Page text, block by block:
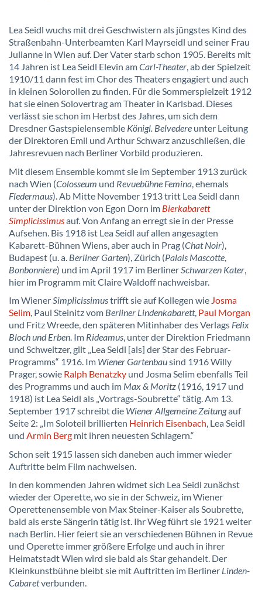
Lea Seidl wuchs mit drei Geschwistern als jüngstes Kind des
Straßenbahn-Unterbeamten Karl Mayrseidl und seiner Frau
Julianne in Wien auf. Der Vater starb schon 1905. Bereits mit
14 Jahren ist Lea Seidl Elevin amCarl-Theater, ab der Spielzeit
1910/11 dann fest im Chor des Theaters engagiert und auch
in kleinen Solorollen zu finden. Für die Sommerspielzeit 1912
hat sie einen Solovertrag am Theater in Karlsbad. Dieses
verlässt sie schon im Herbst des Jahres, um sich dem
Dresdner Gastspielensemble Königl. Belvedere unter Leitung
der Direktoren Emil und Arthur Schwarz anzuschließen, die
Jahresrevuen nach Berliner Vorbild produzieren.
Mit diesem Ensemble kommt sie im September 1913 zurück
nach Wien (Colosseum und Revuebühne Femina, ehemals
Fledermaus). Ab Mitte November 1913 tritt Lea Seidl dann
unter der Direktion von Egon Dorn im Bierkabarett
Simplicissimusauf. Von Anfang an erregt sie in der Presse
Aufsehen. Bis 1918 ist Lea Seidl auf allen angesagten
Kabarett-Bühnen Wiens, aber auch in Prag (Chat Noir),
Budapest (u. a. Berliner Garten), Zürich (Palais Mascotte,
Bonbonniere) und im April 1917 im BerlinerSchwarzen Kater,
hier im Programm mit Claire Waldoff nachweisbar.
Im WienerSimplicissimustrifft sie auf Kollegen wieJosma
Selim, Paul Steinitz vomBerliner Lindenkabarett, Paul Morgan
und Fritz Wreede, den späteren Mitinhaber des VerlagsFelix
Bloch und Erben. Im Rideamus, unter der Direktion Friedmann
und Schweitzer, gilt „Lea Seidl [als] der Star des Februar-
Programms“ 1916. Im Wiener Gartenbausind 1916 Willy
Prager, sowie Ralph Benatzky und Josma Selim ebenfalls Teil
des Programms und auch imMax & Moritz (1916, 1917 und
1918) ist Lea Seidl als „Vortrags-Soubrette“ tätig. Am 13.
September 1917 schreibt die Wiener Allgemeine Zeitungauf
Seite 2: „Im Soloteil brillierten Heinrich Eisenbach, Lea Seidl
und Armin Berg mit ihren neuesten Schlagern.“
Schon seit 1915 lassen sich daneben auch immer wieder
Auftritte beim Film nachweisen.
In den kommenden Jahren widmet sich Lea Seidl zunächst
wieder der Operette, wo sie in der Schweiz, im Wiener
Operettenensemble von Max Steiner-Kaiser als Soubrette,
bald als erste Sängerin tätig ist. Ihr Weg führt sie 1921 weiter
nach Berlin. Hier feiert sie an verschiedenen Bühnen in Revue
und Operette immer größere Erfolge und auch in ihrer
Heimatstadt Wien wird sie bald als Star gehandelt. Der
Kleinkunstbühne bleibt sie mit Auftritten im BerlinerLinden-
Cabaretverbunden.